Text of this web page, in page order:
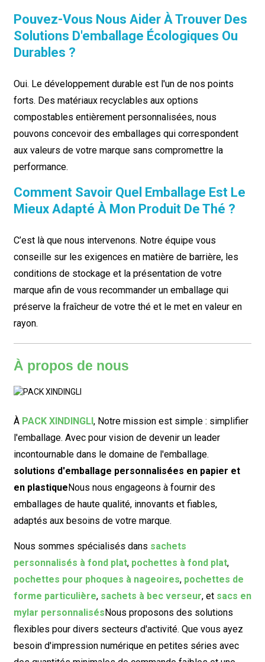
Pouvez-Vous Nous Aider À Trouver Des
Solutions D'emballage Écologiques Ou
Durables ?
Oui. Le développement durable est l'un de nos points
forts. Des matériaux recyclables aux options
compostables entièrement personnalisées, nous
pouvons concevoir des emballages qui correspondent
aux valeurs de votre marque sans compromettre la
performance.
Comment Savoir Quel Emballage Est Le
Mieux Adapté À Mon Produit De Thé ?
C’est là que nous intervenons. Notre équipe vous
conseille sur les exigences en matière de barrière, les
conditions de stockage et la présentation de votre
marque afin de vous recommander un emballage qui
préserve la fraîcheur de votre thé et le met en valeur en
rayon.
À propos de nous
À PACK XINDINGLI, Notre mission est simple : simplifier
l'emballage. Avec pour vision de devenir un leader
incontournable dans le domaine de l'emballage.
solutions d'emballage personnalisées en papier et
en plastiqueNous nous engageons à fournir des
emballages de haute qualité, innovants et fiables,
adaptés aux besoins de votre marque.
Nous sommes spécialisés dans sachets
personnalisés à fond plat, pochettes à fond plat,
pochettes pour phoques à nageoires, pochettes de
forme particulière, sachets à bec verseur, et sacs en
mylar personnalisésNous proposons des solutions
flexibles pour divers secteurs d'activité. Que vous ayez
besoin d'impression numérique en petites séries avec